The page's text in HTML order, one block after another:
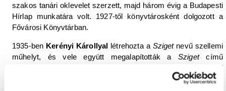
szakos tanári oklevelet szerzett, majd három évig a Budapesti
Hírlap munkatára volt. 1927-től könyvtárosként dolgozott a
Fővárosi Könyvtárban.
1935-ben Kerényi Károllyal létrehozta a Szigetnevű szellemi
műhelyt, és vele együtt megalapították aSzigetcímű
folyóiratot. Majd húsz évig tartó konszolidált könyvtárosi
korszakának a II. világháború kitörése vetett véget.